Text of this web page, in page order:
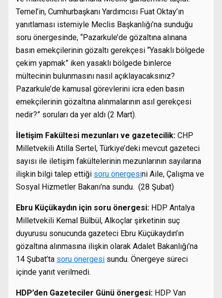
Temel’in, Cumhurbaşkanı Yardımcısı Fuat Oktay’ın
yanıtlaması istemiyle Meclis Başkanlığı’na sunduğu
soru önergesinde, “Pazarkule’de gözaltına alınana
basın emekçilerinin gözaltı gerekçesi “Yasaklı bölgede
çekim yapmak” iken yasaklı bölgede binlerce
mültecinin bulunmasını nasıl açıklayacaksınız?
Pazarkule’de kamusal görevlerini icra eden basın
emekçilerinin gözaltına alınmalarının asıl gerekçesi
nedir?” soruları da yer aldı (2 Mart).
İletişim Fakültesi mezunları ve gazetecilik: CHP
Milletvekili Atilla Sertel, Türkiye’deki mevcut gazeteci
sayısı ile iletişim fakültelerinin mezunlarının sayılarına
ilişkin bilgi talep ettiği soru önergesini Aile, Çalışma ve
Sosyal Hizmetler Bakanı’na sundu. (28 Şubat)
Ebru Küçükaydın için soru önergesi: HDP Antalya
Milletvekili Kemal Bülbül, Alkoçlar şirketinin suç
duyurusu sonucunda gazeteci Ebru Küçükaydın’ın
gözaltına alınmasına ilişkin olarak Adalet Bakanlığı’na
14 Şubat’ta soru önergesi sundu. Önergeye süreci
içinde yanıt verilmedi.
HDP’den Gazeteciler Günü önergesi: HDP Van